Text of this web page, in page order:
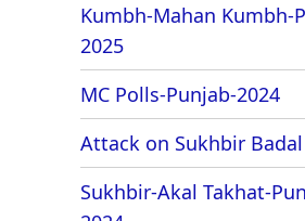
Kumbh-Mahan Kumbh-
2025
MC Polls-Punjab-2024
Attack on Sukhbir Badal
Sukhbir-Akal Takhat-